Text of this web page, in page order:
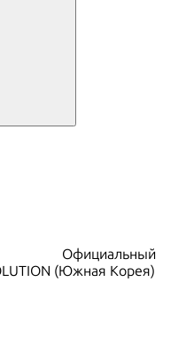
Официальный
(Южная Корея)